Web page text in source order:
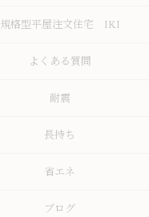
規格型平屋注文住宅 IKI
よくある質問
耐震
長持ち
省エネ
ブログ